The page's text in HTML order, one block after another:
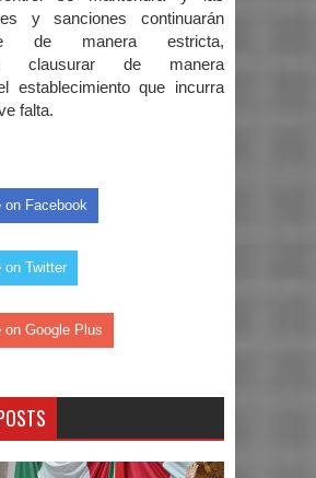
y sanciones continuarán
de manera estricta,
clausurar de manera
establecimiento que incurra
falta.
on Facebook
on Twitter
on Google Plus